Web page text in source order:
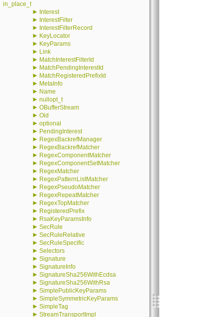
in_place_t
► Interest
► InterestFilter
► InterestFilterRecord
► KeyLocator
► KeyParams
► Link
► MatchInterestFilterId
► MatchPendingInterestId
► MatchRegisteredPrefixId
► MetaInfo
► Name
► nullopt_t
► OBufferStream
► Oid
► optional
► PendingInterest
► RegexBackrefManager
► RegexBackrefMatcher
► RegexComponentMatcher
► RegexComponentSetMatcher
► RegexMatcher
► RegexPatternListMatcher
► RegexPseudoMatcher
► RegexRepeatMatcher
► RegexTopMatcher
► RegisteredPrefix
► RsaKeyParamsInfo
► SecRule
► SecRuleRelative
► SecRuleSpecific
► Selectors
► Signature
► SignatureInfo
► SignatureSha256WithEcdsa
► SignatureSha256WithRsa
► SimplePublicKeyParams
► SimpleSymmetricKeyParams
► SimpleTag
► StreamTransportImpl